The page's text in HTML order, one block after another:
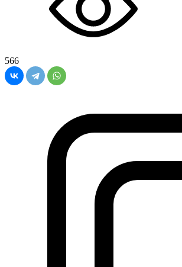
566